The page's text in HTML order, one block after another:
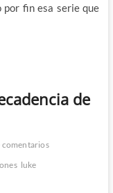
por fin esa serie que
de
luke